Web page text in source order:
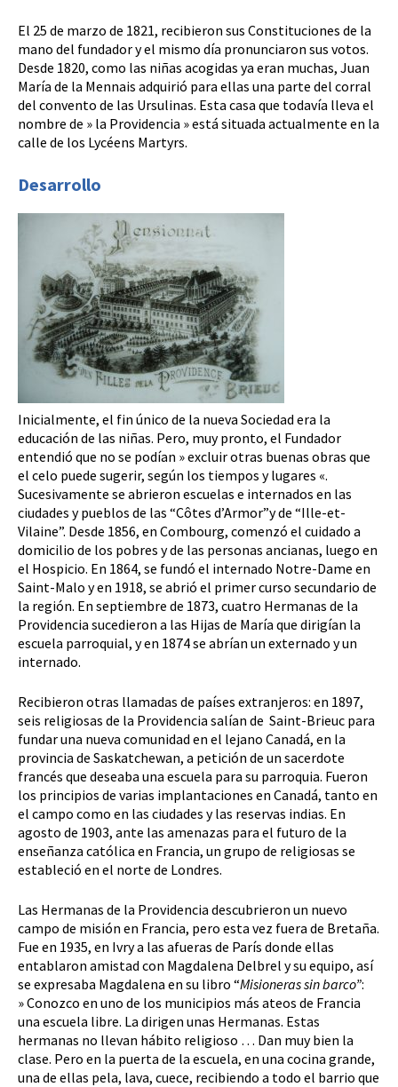
El 25 de marzo de 1821, recibieron sus Constituciones de la
mano del fundador y el mismo día pronunciaron sus votos.
Desde 1820, como las niñas acogidas ya eran muchas, Juan
María de la Mennais adquirió para ellas una parte del corral
del convento de las Ursulinas. Esta casa que todavía lleva el
nombre de » la Providencia » está situada actualmente en la
calle de los Lycéens Martyrs.
Desarrollo
Inicialmente, el fin único de la nueva Sociedad era la
educación de las niñas. Pero, muy pronto, el Fundador
entendió que no se podían » excluir otras buenas obras que
el celo puede sugerir, según los tiempos y lugares «.
Sucesivamente se abrieron escuelas e internados en las
ciudades y pueblos de las “Côtes d’Armor”y de “Ille-et-
Vilaine”. Desde 1856, en Combourg, comenzó el cuidado a
domicilio de los pobres y de las personas ancianas, luego en
el Hospicio. En 1864, se fundó el internado Notre-Dame en
Saint-Malo y en 1918, se abrió el primer curso secundario de
la región. En septiembre de 1873, cuatro Hermanas de la
Providencia sucedieron a las Hijas de María que dirigían la
escuela parroquial, y en 1874 se abrían un externado y un
internado.
Recibieron otras llamadas de países extranjeros: en 1897,
seis religiosas de la Providencia salían de Saint-Brieuc para
fundar una nueva comunidad en el lejano Canadá, en la
provincia de Saskatchewan, a petición de un sacerdote
francés que deseaba una escuela para su parroquia. Fueron
los principios de varias implantaciones en Canadá, tanto en
el campo como en las ciudades y las reservas indias. En
agosto de 1903, ante las amenazas para el futuro de la
enseñanza católica en Francia, un grupo de religiosas se
estableció en el norte de Londres.
Las Hermanas de la Providencia descubrieron un nuevo
campo de misión en Francia, pero esta vez fuera de Bretaña.
Fue en 1935, en Ivry a las afueras de París donde ellas
entablaron amistad con Magdalena Delbrel y su equipo, así
se expresaba Magdalena en su libro “Misioneras sin barco”:
» Conozco en uno de los municipios más ateos de Francia
una escuela libre. La dirigen unas Hermanas. Estas
hermanas no llevan hábito religioso … Dan muy bien la
clase. Pero en la puerta de la escuela, en una cocina grande,
una de ellas pela, lava, cuece, recibiendo a todo el barrio que